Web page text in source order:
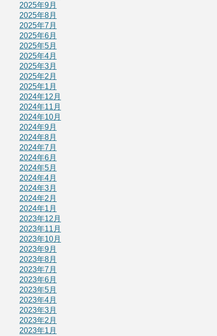
2025年9月
2025年8月
2025年7月
2025年6月
2025年5月
2025年4月
2025年3月
2025年2月
2025年1月
2024年12月
2024年11月
2024年10月
2024年9月
2024年8月
2024年7月
2024年6月
2024年5月
2024年4月
2024年3月
2024年2月
2024年1月
2023年12月
2023年11月
2023年10月
2023年9月
2023年8月
2023年7月
2023年6月
2023年5月
2023年4月
2023年3月
2023年2月
2023年1月